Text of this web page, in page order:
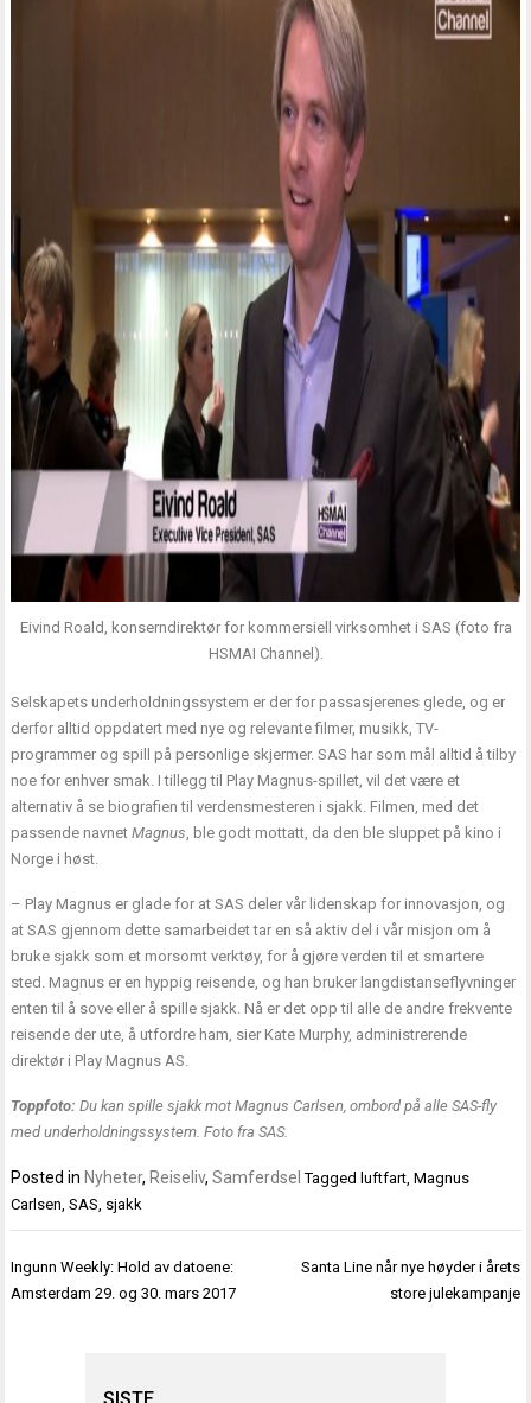
Eivind Roald, konserndirektør for kommersiell virksomhet i SAS (foto fra
HSMAI Channel).
Selskapets underholdningssystem er der for passasjerenes glede, og er
derfor alltid oppdatert med nye og relevante filmer, musikk, TV-
programmer og spill på personlige skjermer. SAS har som mål alltid å tilby
noe for enhver smak. I tillegg til Play Magnus-spillet, vil det være et
alternativ å se biografien til verdensmesteren i sjakk. Filmen, med det
passende navnetMagnus, ble godt mottatt, da den ble sluppet på kino i
Norge i høst.
– Play Magnus er glade for at SAS deler vår lidenskap for innovasjon, og
at SAS gjennom dette samarbeidet tar en så aktiv del i vår misjon om å
bruke sjakk som et morsomt verktøy, for å gjøre verden til et smartere
sted. Magnus er en hyppig reisende, og han bruker langdistanseflyvninger
enten til å sove eller å spille sjakk. Nå er det opp til alle de andre frekvente
reisende der ute, å utfordre ham, sier Kate Murphy, administrerende
direktør i Play Magnus AS.
Toppfoto: Du kan spille sjakk mot Magnus Carlsen, ombord på alle SAS-fly
med underholdningssystem. Foto fra SAS.
Posted in Nyheter, Reiseliv,Samferdsel Tagged luftfart,Magnus
Carlsen,SAS, sjakk
Innleggsnavigasjon
Ingunn Weekly: Hold av datoene:
Amsterdam 29. og 30. mars 2017
Santa Line når nye høyder i årets
store julekampanje